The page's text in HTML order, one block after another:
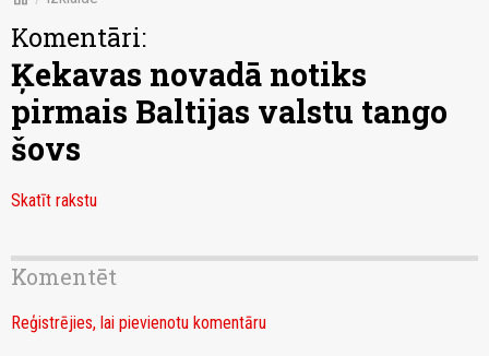
Komentāri:
Ķekavas novadā notiks
pirmais Baltijas valstu tango
šovs
Skatīt rakstu
Komentēt
Reģistrējies, lai pievienotu komentāru